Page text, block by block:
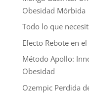
Obesidad Mórbida
Todo lo que
Efecto Rebote en
Método Apollo:
Obesidad
Ozempic Perdida